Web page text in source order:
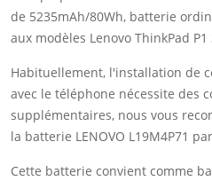
de 5235mAh/80Wh, batterie
aux modèles Lenovo ThinkPad
Habituellement, l'installation de
avec le téléphone nécessite des
supplémentaires, nous vous
la batterie LENOVO L19M4P71
Cette batterie convient comme